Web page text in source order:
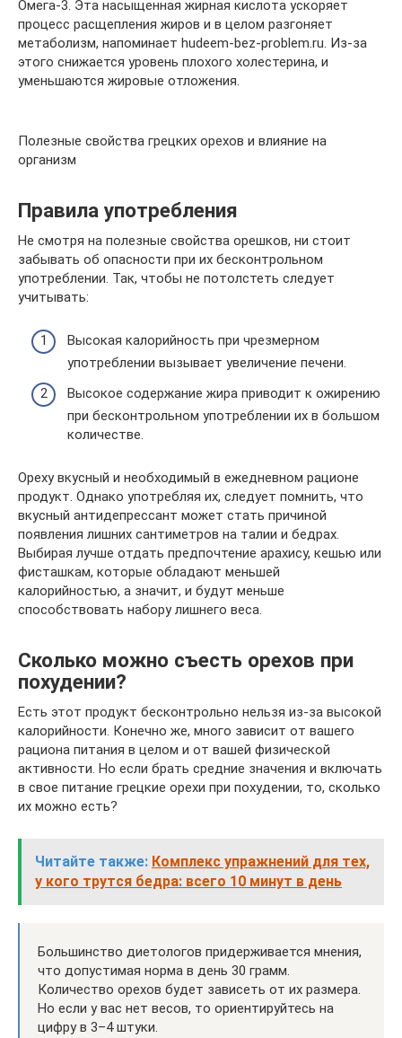
Омега-3. Эта насыщенная жирная кислота ускоряет
процесс расщепления жиров и в целом разгоняет
метаболизм, напоминает hudeem-bez-problem.ru. Из-за
этого снижается уровень плохого холестерина, и
уменьшаются жировые отложения.
Полезные свойства грецких орехов и влияние на
организм
Правила употребления
Не смотря на полезные свойства орешков, ни стоит
забывать об опасности при их бесконтрольном
употреблении. Так, чтобы не потолстеть следует
учитывать:
Высокая калорийность при чрезмерном
употреблении вызывает увеличение печени.
Высокое содержание жира приводит к ожирению
при бесконтрольном употреблении их в большом
количестве.
Ореху вкусный и необходимый в ежедневном рационе
продукт. Однако употребляя их, следует помнить, что
вкусный антидепрессант может стать причиной
появления лишних сантиметров на талии и бедрах.
Выбирая лучше отдать предпочтение арахису, кешью или
фисташкам, которые обладают меньшей
калорийностью, а значит, и будут меньше
способствовать набору лишнего веса.
Сколько можно съесть орехов при
похудении?
Есть этот продукт бесконтрольно нельзя из-за высокой
калорийности. Конечно же, много зависит от вашего
рациона питания в целом и от вашей физической
активности. Но если брать средние значения и включать
в свое питание грецкие орехи при похудении, то, сколько
их можно есть?
Читайте также: Комплекс упражнений для тех,
у кого трутся бедра: всего 10 минут в день
Большинство диетологов придерживается мнения,
что допустимая норма в день 30 грамм.
Количество орехов будет зависеть от их размера.
Но если у вас нет весов, то ориентируйтесь на
цифру в 3–4 штуки.